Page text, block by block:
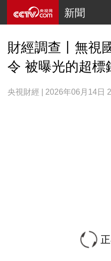
新聞
財經調查丨無視
令 被曝光的超標
央視財經 | 2026年06月14日